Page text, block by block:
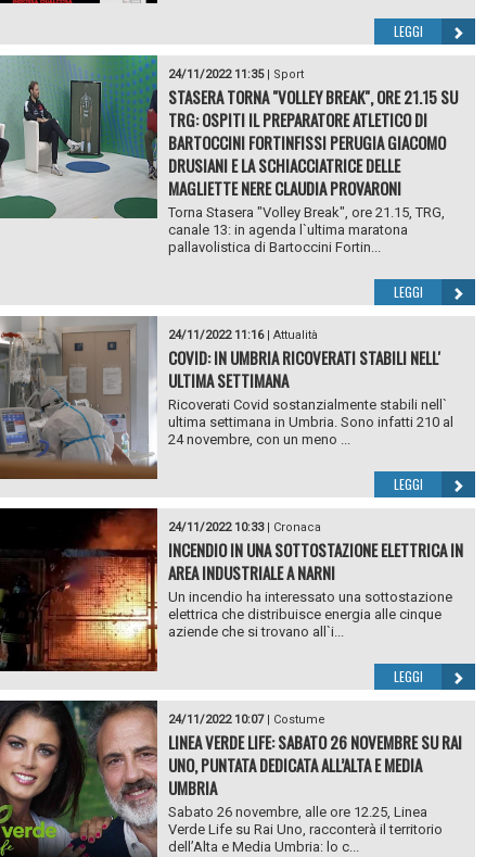
LEGGI
24/11/2022 11:35| Sport
STASERA TORNA "VOLLEY BREAK", ORE 21.15 SU
TRG: OSPITI IL PREPARATORE ATLETICO DI
BARTOCCINI FORTINFISSI PERUGIA GIACOMO
DRUSIANI E LA SCHIACCIATRICE DELLE
MAGLIETTE NERE CLAUDIA PROVARONI
Torna Stasera "Volley Break", ore 21.15, TRG,
canale 13: in agenda l`ultima maratona
pallavolistica di Bartoccini Fortin...
LEGGI
24/11/2022 11:16| Attualità
COVID: IN UMBRIA RICOVERATI STABILI NELL'
ULTIMA SETTIMANA
Ricoverati Covid sostanzialmente stabili nell`
ultima settimana in Umbria. Sono infatti 210 al
24 novembre, con un meno ...
LEGGI
24/11/2022 10:33| Cronaca
INCENDIO IN UNA SOTTOSTAZIONE ELETTRICA IN
AREA INDUSTRIALE A NARNI
Un incendio ha interessato una sottostazione
elettrica che distribuisce energia alle cinque
aziende che si trovano all`i...
LEGGI
24/11/2022 10:07| Costume
LINEA VERDE LIFE: SABATO 26 NOVEMBRE SU RAI
UNO, PUNTATA DEDICATA ALL’ALTA E MEDIA
UMBRIA
Sabato 26 novembre, alle ore 12.25, Linea
Verde Life su Rai Uno, racconterà il territorio
dell’Alta e Media Umbria: lo c...